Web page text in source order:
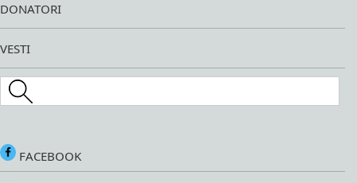
DONATORI
VESTI
Search this site
FACEBOOK